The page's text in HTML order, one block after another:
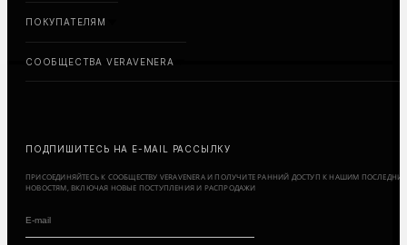
ПОКУПАТЕЛЯМ
СООБЩЕСТВА VERAVENERA
ПОДПИШИТЕСЬ НА E-MAIL РАССЫЛКУ
ПРИСОЕДИНЯЙТЕСЬ К СООБЩЕСТВУ VERAVENERA И ПОЛУЧИТЕ РАННИЙ ДОСТУП К НАШИМ
НОВОСТЯМ, ВКЛЮЧАЯ НОВЫЕ ПОСТУПЛЕНИЯ И РАСПРОДАЖИ